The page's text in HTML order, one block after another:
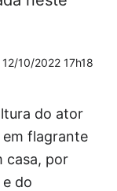
12/10/2022 17h18
do ator
em flagrante
casa, por
do